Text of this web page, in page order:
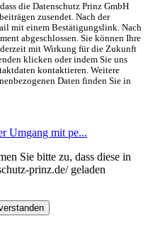
die Datenschutz Prinz GmbH
zusendet. Nach der
mit einem Bestätigungslink. Nach
abgeschlossen. Sie können Ihre
mit Wirkung für die Zukunft
klicken oder indem Sie uns
kontaktieren. Weitere
Daten finden Sie in
Umgang mit pe...
Sie bitte zu, dass diese in
prinz.de/ geladen